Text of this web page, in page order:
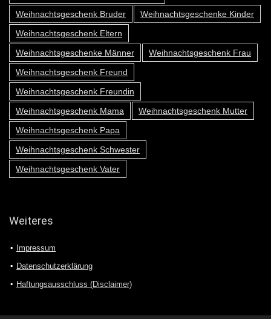
Weihnachtsgeschenk Bruder
Weihnachtsgeschenke Kinder
Weihnachtsgeschenk Eltern
Weihnachtsgeschenke Männer
Weihnachtsgeschenk Frau
Weihnachtsgeschenk Freund
Weihnachtsgeschenk Freundin
Weihnachtsgeschenk Mama
Weihnachtsgeschenk Mutter
Weihnachtsgeschenk Papa
Weihnachtsgeschenk Schwester
Weihnachtsgeschenk Vater
Weiteres
Impressum
Datenschutzerklärung
Haftungsausschluss (Disclaimer)